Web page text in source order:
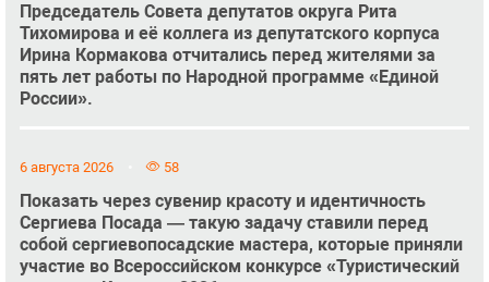
Председатель Совета депутатов округа Рита
Тихомирова и её коллега из депутатского корпуса
Ирина Кормакова отчитались перед жителями за
пять лет работы по Народной программе «Единой
России».
6 августа 2026 58
Показать через сувенир красоту и идентичность
Сергиева Посада — такую задачу ставили перед
собой сергиевопосадские мастера, которые приняли
участие во Всероссийском конкурсе «Туристический